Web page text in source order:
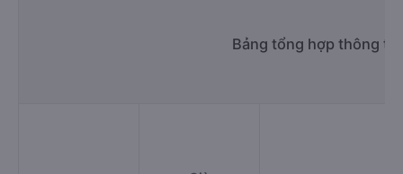
Bảng tổng hợp thông